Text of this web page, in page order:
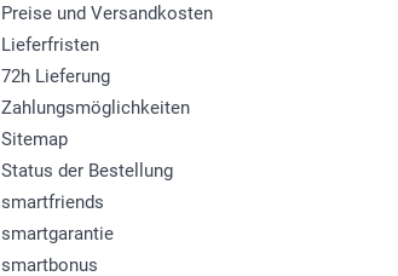
Preise und Versandkosten
Lieferfristen
72h Lieferung
Zahlungsmöglichkeiten
Sitemap
Status der Bestellung
smartfriends
smartgarantie
smartbonus